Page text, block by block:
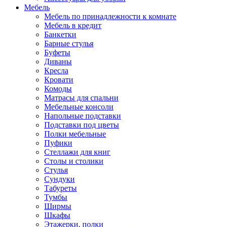
Мебель
Мебель по принадлежности к комнате
Мебель в кредит
Банкетки
Барные стулья
Буфеты
Диваны
Кресла
Кровати
Комоды
Матрасы для спальни
Мебельные консоли
Напольные подставки
Подставки под цветы
Полки мебельные
Пуфики
Стеллажи для книг
Столы и столики
Стулья
Сундуки
Табуреты
Тумбы
Ширмы
Шкафы
Этажерки, полки